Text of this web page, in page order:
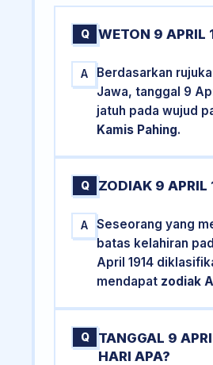
Q WETON 9 APRIL
A
Berdasarkan
Jawa, tanggal 9
jatuh pada wujud
Kamis Pahing.
Q ZODIAK 9 APRIL
A
Seseorang yang
batas kelahiran
April 1914
mendapat zodiak
Q
TANGGAL 9
HARI APA?